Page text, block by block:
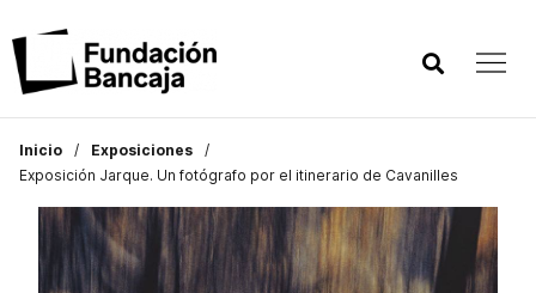
Inicio
Exposiciones
Exposición Jarque. Un fotógrafo por el itinerario de Cavanilles